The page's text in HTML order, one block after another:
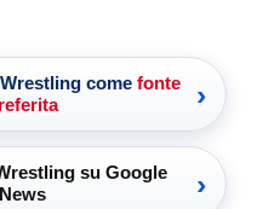
come fonte
›
su Google
News
›